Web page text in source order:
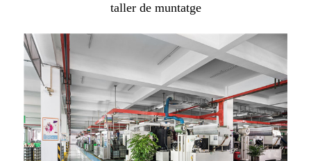
taller de muntatge